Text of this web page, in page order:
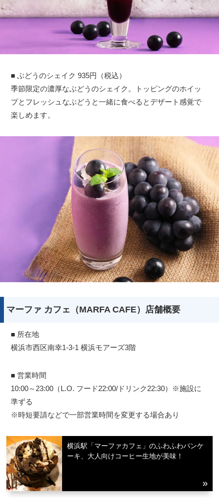
■ ぶどうのシェイク 935円（税込）
季節限定の濃厚なぶどうのシェイク。トッピングのホイッ
プとフレッシュなぶどうと一緒に食べるとデザート感覚で
楽しめます。
マーファ カフェ（MARFA CAFE）店舗概要
■ 所在地
横浜市西区南幸1-3-1 横浜モアーズ3階
■ 営業時間
10:00～23:00（L.O. フード22:00/ドリンク22:30）※施設に
準ずる
※時短要請などで一部営業時間を変更する場合あり
横浜駅「マーファカフェ」のふわふわパンケ
ーキ、大人向けコーヒー生地が美味！